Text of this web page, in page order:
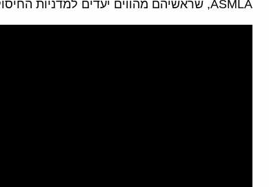
ASMLA, שראשיהם מהווים יעדים למדניות החיסולים האיראניים על אדמת אירופה.